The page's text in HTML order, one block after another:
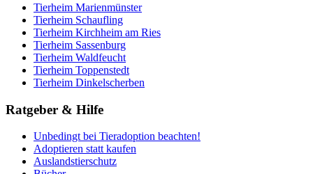
Tierheim Marienmünster
Tierheim Schaufling
Tierheim Kirchheim am Ries
Tierheim Sassenburg
Tierheim Waldfeucht
Tierheim Toppenstedt
Tierheim Dinkelscherben
Ratgeber & Hilfe
Unbedingt bei Tieradoption beachten!
Adoptieren statt kaufen
Auslandstierschutz